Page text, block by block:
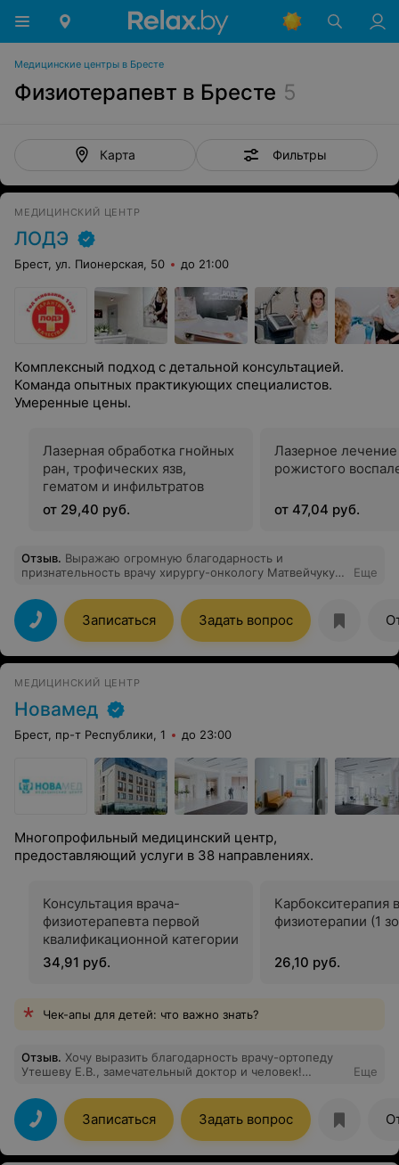
Медицинские центры в Бресте
Физиотерапевт в Бресте 5
Карта Фильтры
МЕДИЦИНСКИЙ ЦЕНТР
ЛОДЭ
Брест, ул. Пионерская, 50 до 21:00
Комплексный подход с детальной консультацией.
Команда опытных практикующих специалистов.
Умеренные цены.
Лазерная обработка гнойных
ран, трофических язв,
гематом и инфильтратов
от 29,40 руб.
Лазерное лечение
рожистого
от 47,04 руб.
Отзыв. Выражаю огромную благодарность и
признательность врачу хирургу-онкологу Матвейчуку
по поводу удаления родинок и кератом. Внимательный
и профессиональный подход. Удаление комфортное,
быстрое на новом аппарате лазера. А главное после
работы доктора все заживает быстро и без шрамов. До
посещения Лодэ и этого врача была в других
Больше ни кому не доверюсь, только Виктору
Александровичу) Также доктор провел УЗИ молочных
желез, как оказалось он специалист и в этой области.
Прием очень понравился, осталась довольна и в
хорошем настроении приехала домой. Побольше бы
таких специалистов нашей стране! Желаю доктору
крепкого здоровья, личного счастья и успехов в работе
Еще
Записаться Задать вопрос
МЕДИЦИНСКИЙ ЦЕНТР
Новамед
Брест, пр-т Республики, 1 до 23:00
Многопрофильный медицинский центр,
предоставляющий услуги в 38 направлениях.
Консультация врача-
физиотерапевта первой
квалификационной категории
34,91 руб.
Карбокситерапия в
физиотерапии (1
26,10 руб.
Чек-апы для детей: что важно знать?
Отзыв. Хочу выразить благодарность врачу-ортопеду
Утешеву Е.В., замечательный доктор и человек!
проблеме, досконально изучил все моменты и
назначил комплексное лечение. Все доступно
объяснил простым, понятным языком и, что
немаловажно, поддержал по-человечески, убеждая,
что моя проблема еще не самая страшная, из тех, что
Еще
Записаться Задать вопрос